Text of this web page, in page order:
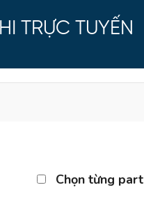
TRỰC TUYẾN
Chọn từng part